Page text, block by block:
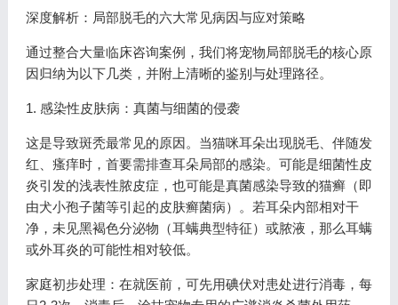
深度解析：局部脱毛的六大常见病因与应对策略
通过整合大量临床咨询案例，我们将宠物局部脱毛的核心原
因归纳为以下几类，并附上清晰的鉴别与处理路径。
1. 感染性皮肤病：真菌与细菌的侵袭
这是导致斑秃最常见的原因。当猫咪耳朵出现脱毛、伴随发
红、瘙痒时，首要需排查耳朵局部的感染。可能是细菌性皮
炎引发的浅表性脓皮症，也可能是真菌感染导致的猫癣（即
由犬小孢子菌等引起的皮肤癣菌病）。若耳朵内部相对干
净，未见黑褐色分泌物（耳螨典型特征）或脓液，那么耳螨
或外耳炎的可能性相对较低。
家庭初步处理：在就医前，可先用碘伏对患处进行消毒，每